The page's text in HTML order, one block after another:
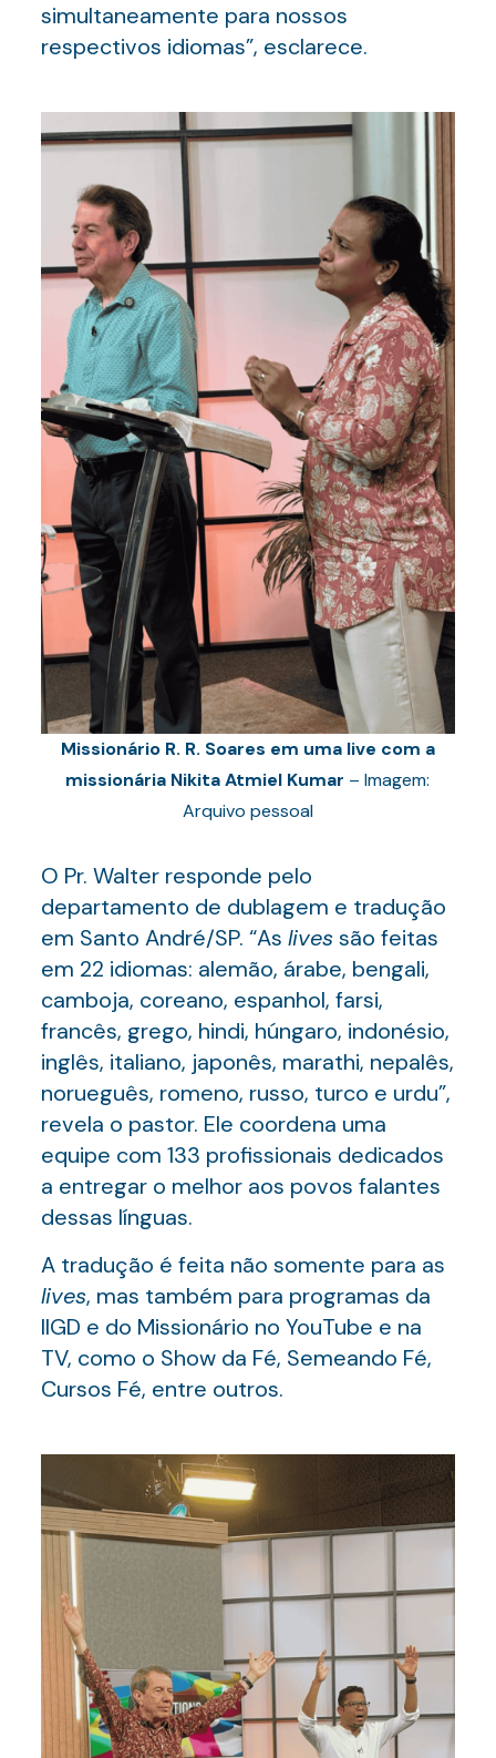
simultaneamente para nossos
respectivos idiomas”, esclarece.
Missionário R. R. Soares em uma live com a
missionária Nikita Atmiel Kumar – Imagem:
Arquivo pessoal
O Pr. Walter responde pelo
departamento de dublagem e tradução
em Santo André/SP. “As livessão feitas
em 22 idiomas: alemão, árabe, bengali,
camboja, coreano, espanhol, farsi,
francês, grego, hindi, húngaro, indonésio,
inglês, italiano, japonês, marathi, nepalês,
norueguês, romeno, russo, turco e urdu”,
revela o pastor. Ele coordena uma
equipe com 133 profissionais dedicados
a entregar o melhor aos povos falantes
dessas línguas.
A tradução é feita não somente para as
lives, mas também para programas da
IIGD e do Missionário no YouTube e na
TV, como o Show da Fé, Semeando Fé,
Cursos Fé, entre outros.